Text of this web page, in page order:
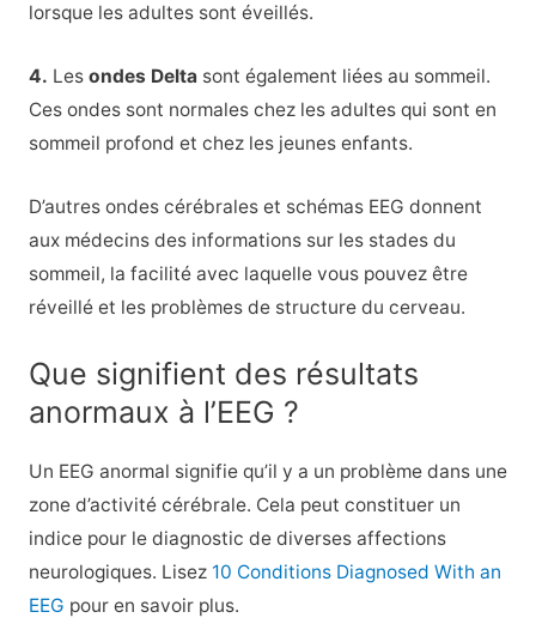
lorsque les adultes sont éveillés.
4. Les ondes Delta sont également liées au sommeil.
Ces ondes sont normales chez les adultes qui sont en
sommeil profond et chez les jeunes enfants.
D’autres ondes cérébrales et schémas EEG donnent
aux médecins des informations sur les stades du
sommeil, la facilité avec laquelle vous pouvez être
réveillé et les problèmes de structure du cerveau.
Que signifient des résultats
anormaux à l’EEG ?
Un EEG anormal signifie qu’il y a un problème dans une
zone d’activité cérébrale. Cela peut constituer un
indice pour le diagnostic de diverses affections
neurologiques. Lisez 10 Conditions Diagnosed With an
EEG pour en savoir plus.